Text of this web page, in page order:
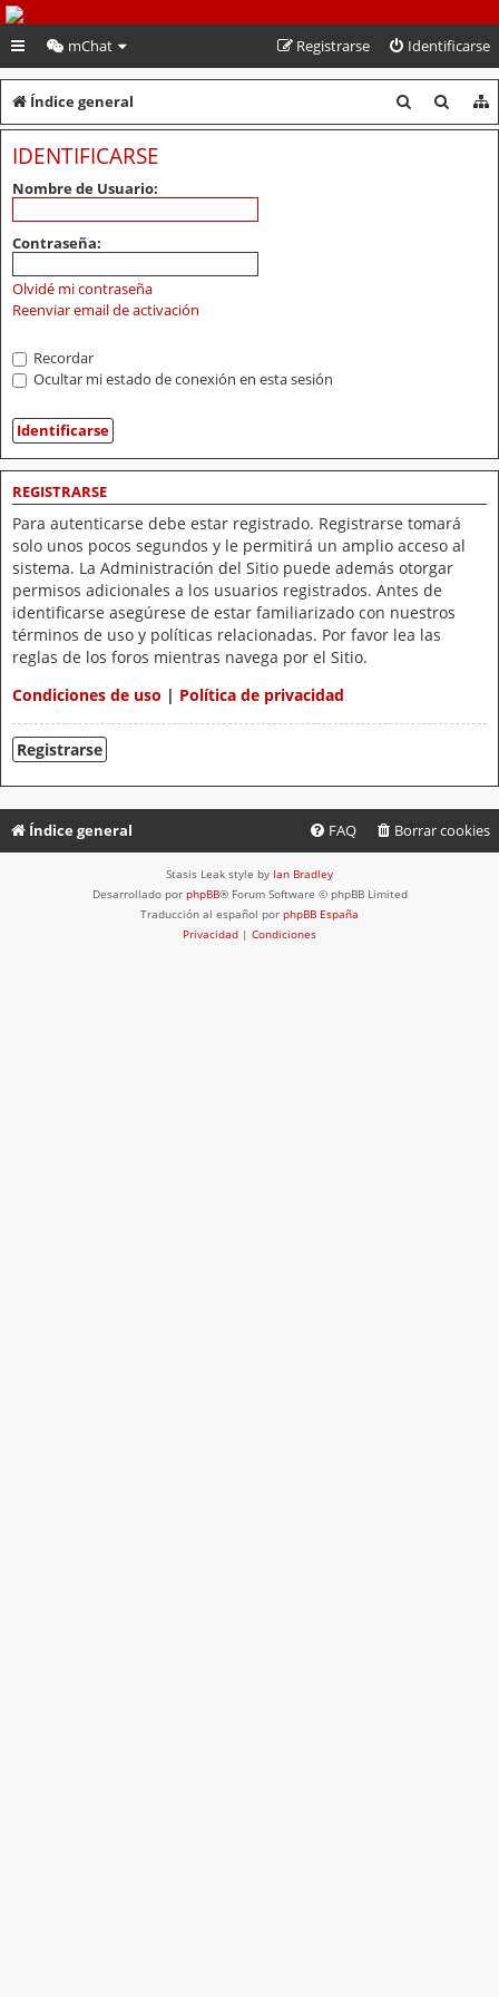
PeruVoley.com
mChat Identificarse
Registrarse
Índice general
u
u
IDENTIFICARSE
Nombre de Usuario:
Contraseña:
Olvidé mi contraseña
Reenviar email de activación
Recordar
Ocultar mi estado de conexión en esta sesión
REGISTRARSE
Para autenticarse debe estar registrado. Registrarse tomará
solo unos pocos segundos y le permitirá un amplio acceso al
sistema. La Administración del Sitio puede además otorgar
permisos adicionales a los usuarios registrados. Antes de
identificarse asegúrese de estar familiarizado con nuestros
términos de uso y políticas relacionadas. Por favor lea las
reglas de los foros mientras navega por el Sitio.
Condiciones de uso | Política de privacidad
Registrarse
Índice general Borrar cookies
FAQ
Stasis Leak style by Ian Bradley
Desarrollado por phpBB® Forum Software © phpBB Limited
Traducción al español por phpBB España
Privacidad | Condiciones